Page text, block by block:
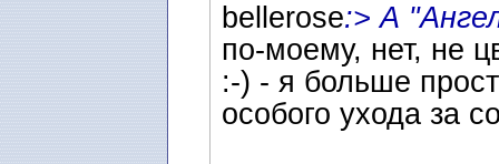
bellerose:> А
по-моему, нет, не
:-) - я больше
особого ухода за